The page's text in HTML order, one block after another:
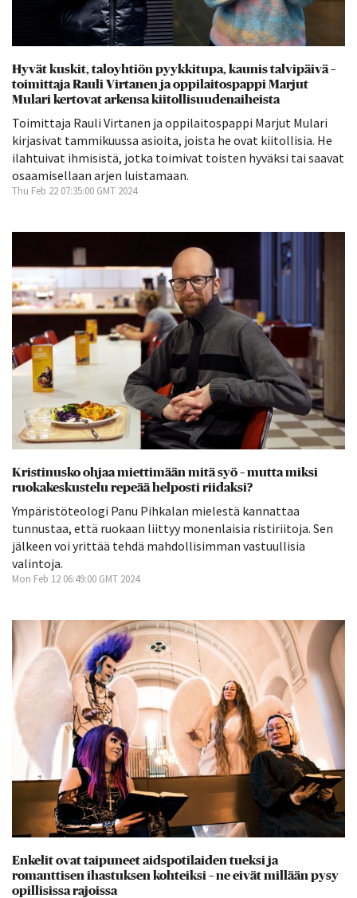
Hyvät kuskit, taloyhtiön pyykkitupa, kaunis talvipäivä –
toimittaja Rauli Virtanen ja oppilaitospappi Marjut
Mulari kertovat arkensa kiitollisuudenaiheista
Toimittaja Rauli Virtanen ja oppilaitospappi Marjut Mulari
kirjasivat tammikuussa asioita, joista he ovat kiitollisia. He
ilahtuivat ihmisistä, jotka toimivat toisten hyväksi tai saavat
osaamisellaan arjen luistamaan.
Thu Feb 22 07:35:00 GMT 2024
Kristinusko ohjaa miettimään mitä syö – mutta miksi
ruokakeskustelu repeää helposti riidaksi?
Ympäristöteologi Panu Pihkalan mielestä kannattaa
tunnustaa, että ruokaan liittyy monenlaisia ristiriitoja. Sen
jälkeen voi yrittää tehdä mahdollisimman vastuullisia
valintoja.
Mon Feb 12 06:49:00 GMT 2024
Enkelit ovat taipuneet aidspotilaiden tueksi ja
romanttisen ihastuksen kohteiksi – ne eivät millään pysy
opillisissa rajoissa